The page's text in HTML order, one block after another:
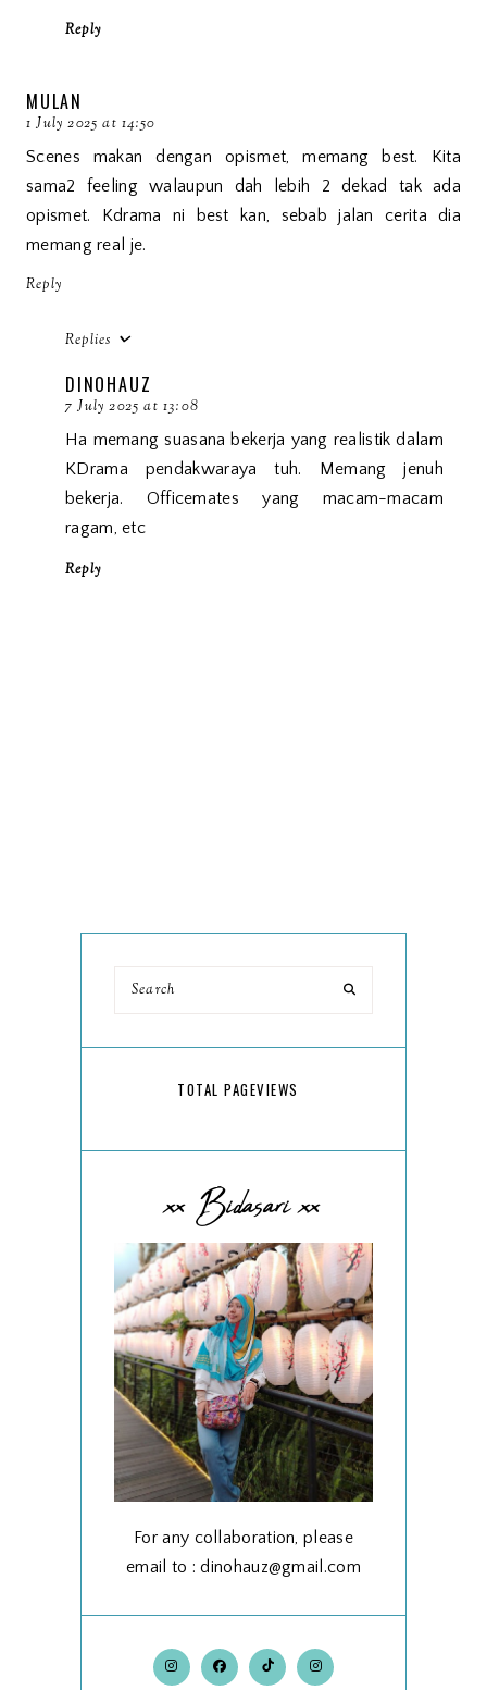
Reply
MULAN
1 July 2025 at 14:50
Scenes makan dengan opismet, memang best. Kita
sama2 feeling walaupun dah lebih 2 dekad tak ada
opismet. Kdrama ni best kan, sebab jalan cerita dia
memang real je.
Reply
Replies
DINOHAUZ
7 July 2025 at 13:08
Ha memang suasana bekerja yang realistik dalam
KDrama pendakwaraya tuh. Memang jenuh
bekerja. Officemates yang macam-macam
ragam, etc
Reply
TOTAL PAGEVIEWS
xx Bidasari xx
For any collaboration, please
email to : dinohauz@gmail.com